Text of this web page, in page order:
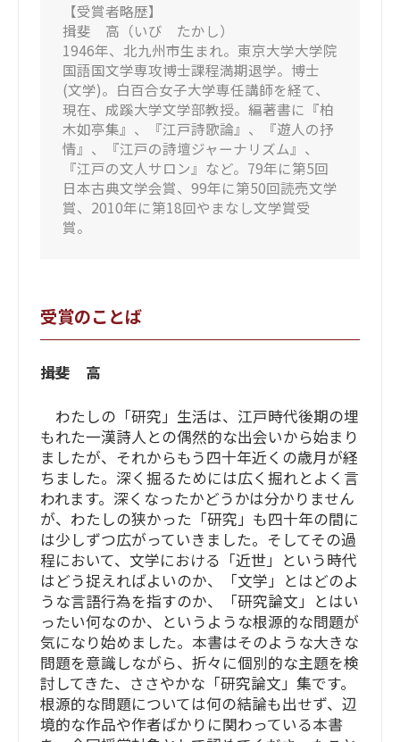
【受賞者略歴】
揖斐 高（いび たかし）
1946年、北九州市生まれ。東京大学大学院
国語国文学専攻博士課程満期退学。博士
(文学)。白百合女子大学専任講師を経て、
現在、成蹊大学文学部教授。編著書に『柏
木如亭集』、『江戸詩歌論』、『遊人の抒
情』、『江戸の詩壇ジャーナリズム』、
『江戸の文人サロン』など。79年に第5回
日本古典文学会賞、99年に第50回読売文学
賞、2010年に第18回やまなし文学賞受
賞。
受賞のことば
揖斐 高
わたしの「研究」生活は、江戸時代後期の埋
もれた一漢詩人との偶然的な出会いから始まり
ましたが、それからもう四十年近くの歳月が経
ちました。深く掘るためには広く掘れとよく言
われます。深くなったかどうかは分かりません
が、わたしの狭かった「研究」も四十年の間に
は少しずつ広がっていきました。そしてその過
程において、文学における「近世」という時代
はどう捉えればよいのか、「文学」とはどのよ
うな言語行為を指すのか、「研究論文」とはい
ったい何なのか、というような根源的な問題が
気になり始めました。本書はそのような大きな
問題を意識しながら、折々に個別的な主題を検
討してきた、ささやかな「研究論文」集です。
根源的な問題については何の結論も出せず、辺
境的な作品や作者ばかりに関わっている本書